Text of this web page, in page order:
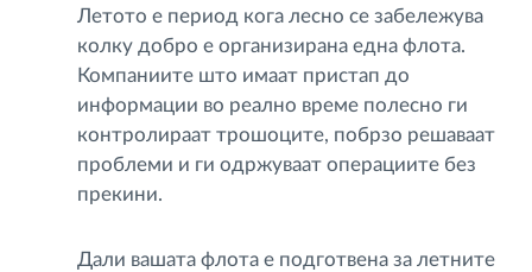
Летото е период кога лесно се забележува
колку добро е организирана една флота.
Компаниите што имаат пристап до
информации во реално време полесно ги
контролираат трошоците, побрзо решаваат
проблеми и ги одржуваат операциите без
прекини.
Дали вашата флота е подготвена за летните